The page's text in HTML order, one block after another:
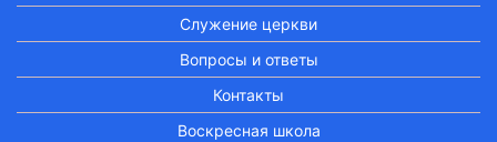
Служение церкви
Вопросы и ответы
Контакты
Воскресная школа